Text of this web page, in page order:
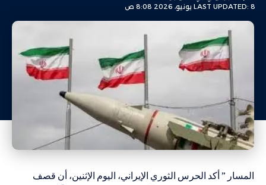
LAST UPDATED: 8 يونيو، 2026 8:08 ص
المسار ” أكد الحرس الثوري الإيراني، اليوم الإثنين، أن قصف